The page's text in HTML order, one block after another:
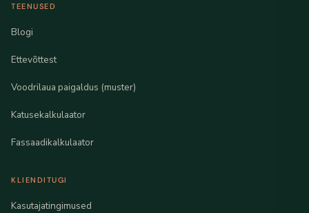
TEENUSED
Blogi
Ettevõttest
Voodrilaua paigaldus (muster)
Katusekalkulaator
Fassaadikalkulaator
KLIENDITUGI
Kasutajatingimused